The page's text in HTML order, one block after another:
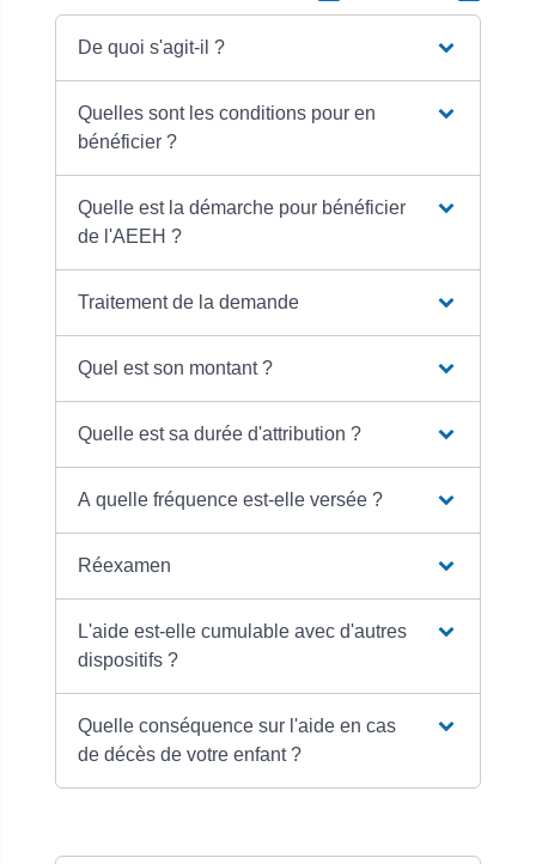
De quoi s'agit-il ?
Quelles sont les conditions pour en
bénéficier ?
Quelle est la démarche pour bénéficier
de l'AEEH ?
Traitement de la demande
Quel est son montant ?
Quelle est sa durée d'attribution ?
A quelle fréquence est-elle versée ?
Réexamen
L'aide est-elle cumulable avec d'autres
dispositifs ?
Quelle conséquence sur l'aide en cas
de décès de votre enfant ?